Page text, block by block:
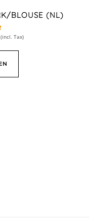
BLOUSE (NL)
Tax)